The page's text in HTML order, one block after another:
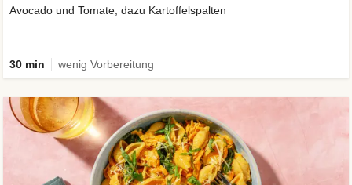
Avocado und Tomate, dazu Kartoffelspalten
30 min wenig Vorbereitung